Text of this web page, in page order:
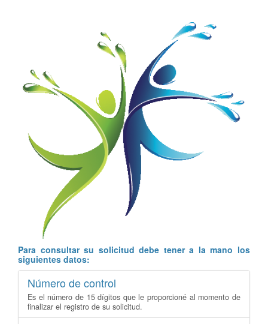
Para consultar su solicitud debe tener a la mano los
siguientes datos:
Número de control
Es el número de 15 dígitos que le proporcioné al momento de
finalizar el registro de su solicitud.